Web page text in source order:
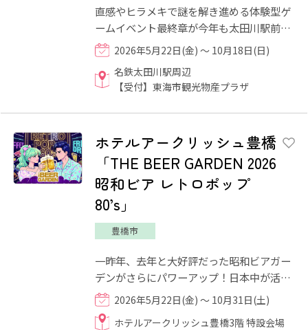
直感やヒラメキで謎を解き進める体験型ゲ
ームイベント最終章が今年も太田川駅前に
て行われます。謎が解けた時の快感や、非
日常的な体験をお楽しみ...
2026年5月22日(金) ～ 10月18日(日)
名鉄太田川駅周辺
【受付】東海市観光物産プラザ
ホテルアークリッシュ豊橋
「THE BEER GARDEN 2026
昭和ビア レトロポップ
80’s」
豊橋市
一昨年、去年と大好評だった昭和ビアガー
デンがさらにパワーアップ！日本中が活気
づいていた1980年代。あの頃にタイムスリ
ップ！？ そんな気分を...
2026年5月22日(金) ～ 10月31日(土)
ホテルアークリッシュ豊橋3階 特設会場